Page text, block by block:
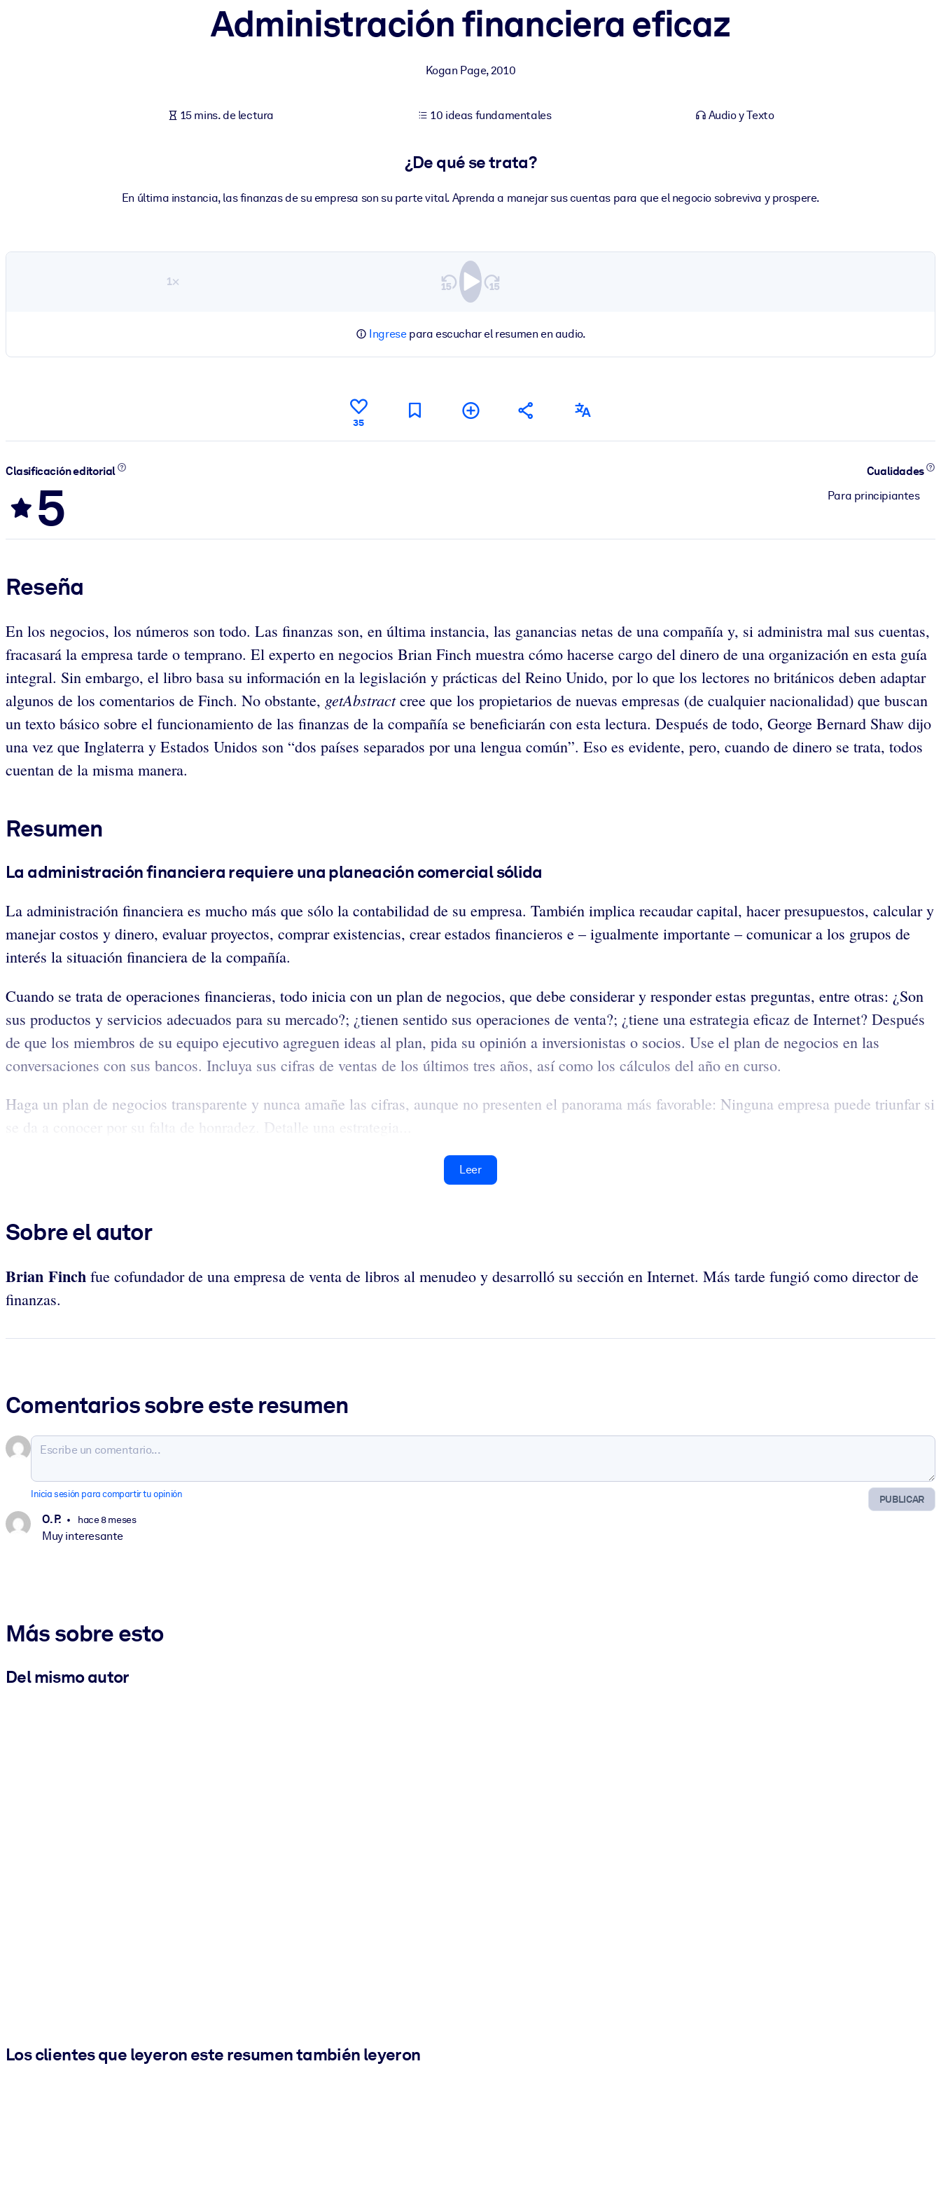
Administración financiera eficaz
Kogan Page,2010
15 mins. de lectura 10 ideas fundamentales Audio y Texto
¿De qué se trata?
En última instancia, las finanzas de su empresa son su parte vital. Aprenda a manejar sus cuentas para que el negocio sobreviva y prospere.
1×
Ingresepara escuchar el resumen en audio.
35
Clasificación editorial
5
Cualidades
Para principiantes
Reseña
En los negocios, los números son todo. Las finanzas son, en última instancia, las ganancias netas de una compañía y, si administra mal sus cuentas,
fracasará la empresa tarde o temprano. El experto en negocios Brian Finch muestra cómo hacerse cargo del dinero de una organización en esta guía
integral. Sin embargo, el libro basa su información en la legislación y prácticas del Reino Unido, por lo que los lectores no británicos deben adaptar
algunos de los comentarios de Finch. No obstante, getAbstractcree que los propietarios de nuevas empresas (de cualquier nacionalidad) que buscan
un texto básico sobre el funcionamiento de las finanzas de la compañía se beneficiarán con esta lectura. Después de todo, George Bernard Shaw dijo
una vez que Inglaterra y Estados Unidos son “dos países separados por una lengua común”. Eso es evidente, pero, cuando de dinero se trata, todos
cuentan de la misma manera.
Resumen
La administración financiera requiere una planeación comercial sólida
La administración financiera es mucho más que sólo la contabilidad de su empresa. También implica recaudar capital, hacer presupuestos, calcular y
manejar costos y dinero, evaluar proyectos, comprar existencias, crear estados financieros e – igualmente importante – comunicar a los grupos de
interés la situación financiera de la compañía.
Cuando se trata de operaciones financieras, todo inicia con un plan de negocios, que debe considerar y responder estas preguntas, entre otras: ¿Son
sus productos y servicios adecuados para su mercado?; ¿tienen sentido sus operaciones de venta?; ¿tiene una estrategia eficaz de Internet? Después
de que los miembros de su equipo ejecutivo agreguen ideas al plan, pida su opinión a inversionistas o socios. Use el plan de negocios en las
conversaciones con sus bancos. Incluya sus cifras de ventas de los últimos tres años, así como los cálculos del año en curso.
Haga un plan de negocios transparente y nunca amañe las cifras, aunque no presenten el panorama más favorable: Ninguna empresa puede triunfar si
se da a conocer por su falta de honradez. Detalle una estrategia...
Leer
Sobre el autor
Brian Finch fue cofundador de una empresa de venta de libros al menudeo y desarrolló su sección en Internet. Más tarde fungió como director de
finanzas.
Comentarios sobre este resumen
PUBLICAR
Inicia sesión para compartir tu opinión
O. P. hace 8 meses
Muy interesante
Más sobre esto
Del mismo autor
Los clientes que leyeron este resumen también leyeron